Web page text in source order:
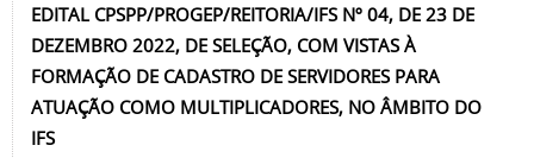
EDITAL CPSPP/PROGEP/REITORIA/IFS Nº 04, DE 23 DE
DEZEMBRO 2022, DE SELEÇÃO, COM VISTAS À
FORMAÇÃO DE CADASTRO DE SERVIDORES PARA
ATUAÇÃO COMO MULTIPLICADORES, NO ÂMBITO DO
IFS